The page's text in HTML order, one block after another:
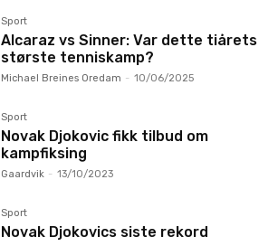
Sport
Alcaraz vs Sinner: Var dette tiårets
største tenniskamp?
Michael Breines Oredam - 10/06/2025
Sport
Novak Djokovic fikk tilbud om
kampfiksing
Gaardvik - 13/10/2023
Sport
Novak Djokovics siste rekord